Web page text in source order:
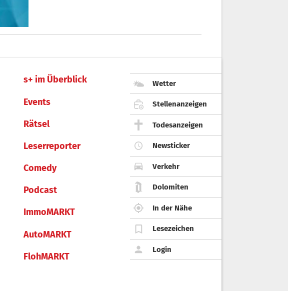
s+ im Überblick
Events
Rätsel
Leserreporter
Comedy
Podcast
ImmoMARKT
AutoMARKT
FlohMARKT
Wetter
Stellenanzeigen
Todesanzeigen
Newsticker
Verkehr
Dolomiten
In der Nähe
Lesezeichen
Login